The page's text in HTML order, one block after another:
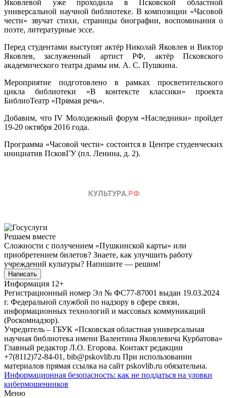
Яковлевой уже проходила в Псковской областной
универсальной научной библиотеке. В композиции «Часовой
чести» звучат стихи, страницы биографии, воспоминания о
поэте, литературные эссе.
Перед студентами выступят актёр Николай Яковлев и Виктор
Яковлев, заслуженный артист РФ, актёр Псковского
академического театра драмы им. А. С. Пушкина.
Мероприятие подготовлено в рамках просветительского
цикла библиотеки «В контексте классики» проекта
БиблиоТеатр «Прямая речь».
Добавим, что IV Молодежный форум «Наследники» пройдет
19-20 октября 2016 года.
Программа «Часовой чести» состоится в Центре студенческих
инициатив ПсковГУ (пл. Ленина, д. 2).
Решаем вместе
Сложности с получением «Пушкинской карты» или
приобретением билетов? Знаете, как улучшить работу
учреждений культуры? Напишите — решим!
Написать
Информация 12+
Регистрационный номер Эл № ФС77-87001 выдан 19.03.2024
г. Федеральной службой по надзору в сфере связи,
информационных технологий и массовых коммуникаций
(Роскомнадзор).
Учредитель – ГБУК «Псковская областная универсальная
научная библиотека имени Валентина Яковлевича Курбатова»
Главный редактор Л.О. Егорова. Контакт редакции
+7(8112)72-84-01, bib@pskovlib.ru При использовании
материалов прямая ссылка на сайт pskovlib.ru обязательна.
Информационная безопасность: как не поддаться на уловки
кибермошенников
Меню